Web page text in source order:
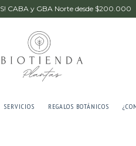
CABA y GBA Norte desde $200.000
SERVICIOS REGALOS BOTÁNICOS